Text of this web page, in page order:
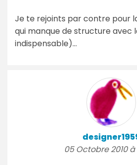
Je te rejoints par contre pour
qui manque de structure avec
indispensable)...
05 Octobre 2010 à